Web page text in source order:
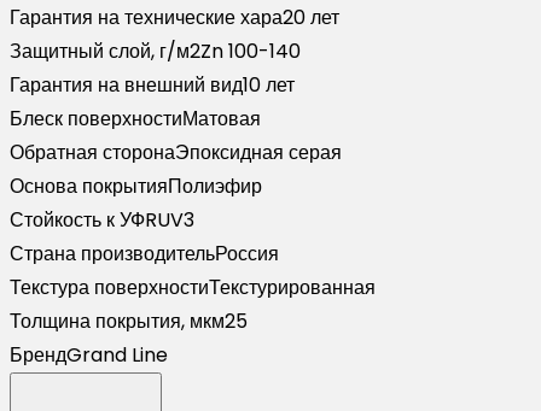
Гарантия на технические хара20 лет
Защитный слой, г/м2Zn 100-140
Гарантия на внешний вид10 лет
Блеск поверхностиМатовая
Обратная сторонаЭпоксидная серая
Основа покрытияПолиэфир
Стойкость к УФRUV3
Страна производительРоссия
Текстура поверхностиТекстурированная
Толщина покрытия, мкм25
БрендGrand Line